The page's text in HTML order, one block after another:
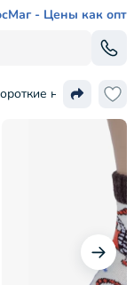
- Цены как опт
носки